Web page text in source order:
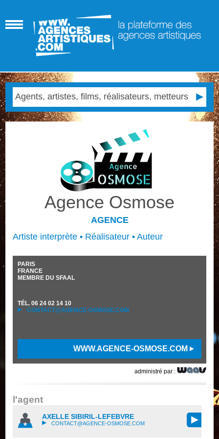
Agence Osmose
AGENCE
Artiste interprète • Réalisateur • Auteur
PARIS
FRANCE
MEMBRE DU SFAAL
TÉL.06 24 02 14 10
CONTACT@AGENCE-OSMOSE.COM
WWW.AGENCE-OSMOSE.COM
administré par :
l′agent
AXELLE SIBIRIL-LEFEBVRE
CONTACT@AGENCE-OSMOSE.COM